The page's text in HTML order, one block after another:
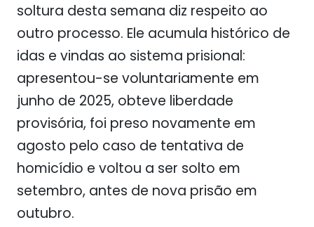
soltura desta semana diz respeito ao
outro processo. Ele acumula histórico de
idas e vindas ao sistema prisional:
apresentou-se voluntariamente em
junho de 2025, obteve liberdade
provisória, foi preso novamente em
agosto pelo caso de tentativa de
homicídio e voltou a ser solto em
setembro, antes de nova prisão em
outubro.